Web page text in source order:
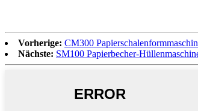
Vorherige: CM300
Nächste: SM100 Papierbecher-